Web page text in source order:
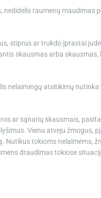
nedidelis raumenų maudimas
stiprus ar trukdo įprastai
skausmas arba skausmas,
nelaimingų atsitikimų
ar sąnarių skausmais,
Vienu atveju žmogus,
Nutikus tokioms nelaimėms,
draudimas tokiose